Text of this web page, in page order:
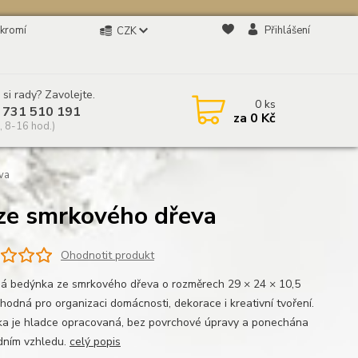
CZK Přihlášení
rady? Zavolejte.
510 191
8-16 hod.)
0ks
za 0 Kč
smrkového dřeva
Ohodnotit produkt
bedýnka ze smrkového dřeva o rozměrech 29 × 24 × 10,5
pro organizaci domácnosti, dekorace i kreativní tvoření.
je hladce opracovaná, bez povrchové úpravy a ponechána
vzhledu. celý popis